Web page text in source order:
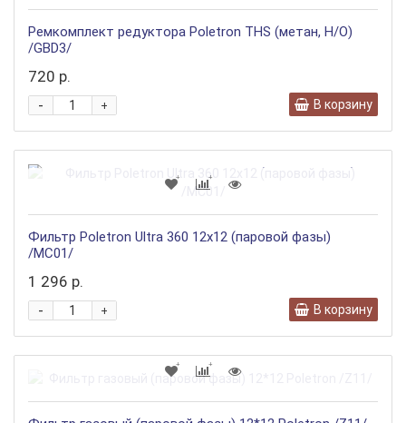
Ремкомплект редуктора Poletron THS (метан, Н/О)
/GBD3/
720 р.
+
- В корзину
Фильтр Poletron Ultra 360 12x12 (паровой фазы)
/MC01/
1 296 р.
+
- В корзину